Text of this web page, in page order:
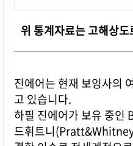
위 통계자료는 고해상
진에어는 현재 보잉사의
고 있습니다.
하필 진에어가 보유 중인
드휘트니